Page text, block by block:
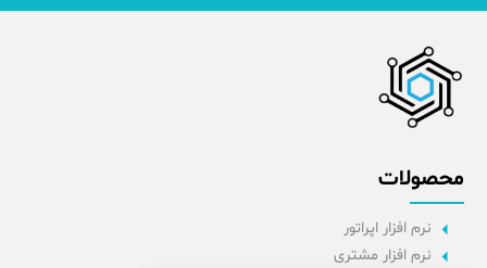
محصولات
نرم افزار اپراتور
نرم افزار مشتری